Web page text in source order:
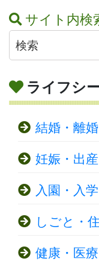
サイト内検
ライフシ
結婚・離婚
妊娠・出
入園・入学
しごと・
健康・医療